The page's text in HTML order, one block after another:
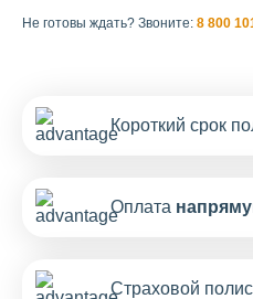
Не готовы ждать? Звоните: 8 800
Короткий срок
Оплата
Страховой полис